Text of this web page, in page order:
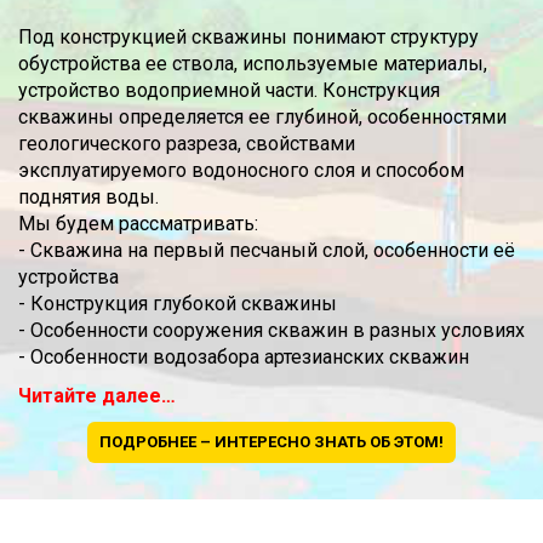
Под конструкцией скважины понимают структуру
обустройства ее ствола, используемые материалы,
устройство водоприемной части. Конструкция
скважины определяется ее глубиной, особенностями
геологического разреза, свойствами
эксплуатируемого водоносного слоя и способом
поднятия воды.
Мы будем рассматривать:
- Скважина на первый песчаный слой, особенности её
устройства
- Конструкция глубокой скважины
- Особенности сооружения скважин в разных условиях
- Особенности водозабора артезианских скважин
Читайте далее…
ПОДРОБНЕЕ – ИНТЕРЕСНО ЗНАТЬ ОБ ЭТОМ!